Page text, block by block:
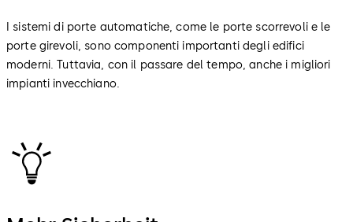
I sistemi di porte automatiche, come le porte scorrevoli e le
porte girevoli, sono componenti importanti degli edifici
moderni. Tuttavia, con il passare del tempo, anche i migliori
impianti invecchiano.